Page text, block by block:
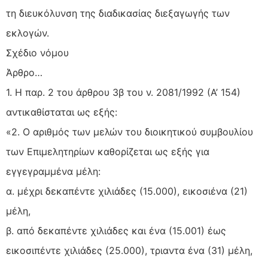
τη διευκόλυνση της διαδικασίας διεξαγωγής των
εκλογών.
Σχέδιο νόμου
Άρθρο…
1. Η παρ. 2 του άρθρου 3β του ν. 2081/1992 (Α’ 154)
αντικαθίσταται ως εξής:
«2. Ο αριθμός των μελών του διοικητικού συμβουλίου
των Επιμελητηρίων καθορίζεται ως εξής για
εγγεγραμμένα μέλη:
α. μέχρι δεκαπέντε χιλιάδες (15.000), εικοσιένα (21)
μέλη,
β. από δεκαπέντε χιλιάδες και ένα (15.001) έως
εικοσιπέντε χιλιάδες (25.000), τριαντα ένα (31) μέλη,